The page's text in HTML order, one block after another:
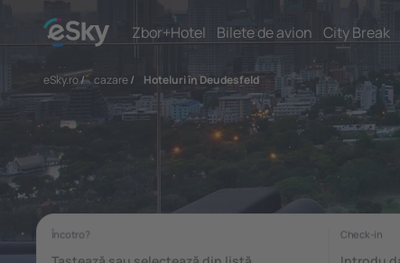
Zbor+Hotel Bilete de avion City Break
eSky.ro/ cazare/ Hoteluri în Deudesfeld